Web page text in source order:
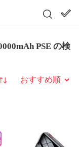
PSE の検
び替え